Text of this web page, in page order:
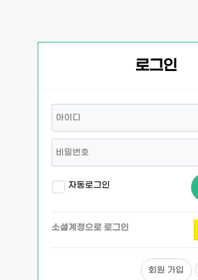
로그인
자동로그인
소셜계정으로 로그인
회원 가입